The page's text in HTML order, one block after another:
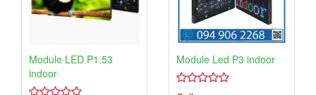
Module LED P1.53
indoor
Module Led P3 indoor